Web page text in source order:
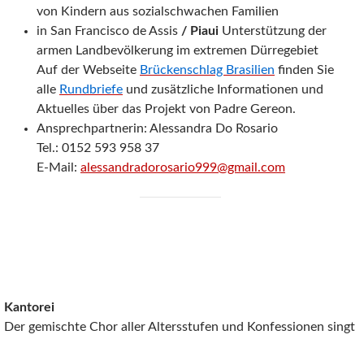
von Kindern aus sozialschwachen Familien
in San Francisco de Assis / Piaui Unterstützung der
armen Landbevölkerung im extremen Dürregebiet
Auf der Webseite Brückenschlag Brasilien finden Sie
alle Rundbriefe und zusätzliche Informationen und
Aktuelles über das Projekt von Padre Gereon.
Ansprechpartnerin: Alessandra Do Rosario
Tel.: 0152 593 958 37
E-Mail: alessandradorosario999@gmail.com
Kantorei
Der gemischte Chor aller Altersstufen und Konfessionen singt